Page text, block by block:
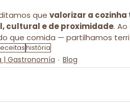
que valorizar a
cultural e de proximidade.
que comida — partilhamos
história
| Gastronomía Blog